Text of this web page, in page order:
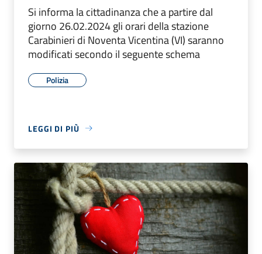
Si informa la cittadinanza che a partire dal
giorno 26.02.2024 gli orari della stazione
Carabinieri di Noventa Vicentina (VI) saranno
modificati secondo il seguente schema
Polizia
LEGGI DI PIÙ